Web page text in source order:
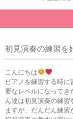
初見演奏の練習を
こんにちは
ピアノを練習する時
要なレベルになって
ん達は初見演奏の練習
ますが、だんだん練習